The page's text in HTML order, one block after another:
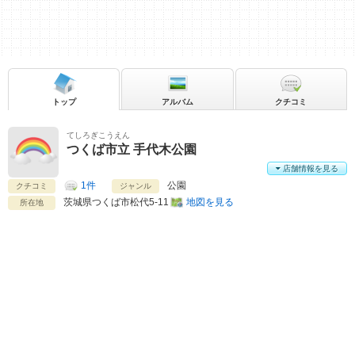
てしろぎこうえん
つくば市立 手代木公園
クチコミ 1件 ジャンル 公園
所在地 茨城県つくば市松代5-11 地図を見る
店舗情報を見る
トップ アルバム クチコミ